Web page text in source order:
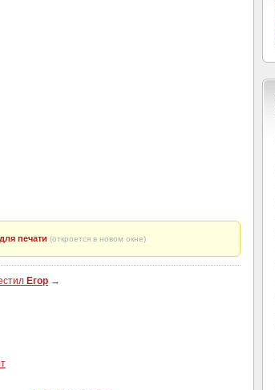
печати (откроется в новом окне)
Егор →